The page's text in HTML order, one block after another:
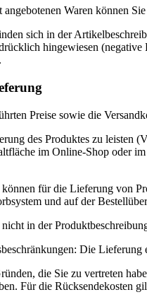
Waren können
sich in der
hingewiesen
Preise sowie die
des Produktes zu leisten
im Online-Shop oder
für die Lieferung von
und auf der
in der
Die
die Sie zu vertreten
Für die Rücksendekosten